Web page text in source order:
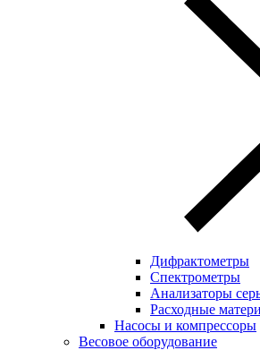
Дифрактометры
Спектрометры
Анализаторы
Расходные
Насосы и компрессоры
Весовое оборудование